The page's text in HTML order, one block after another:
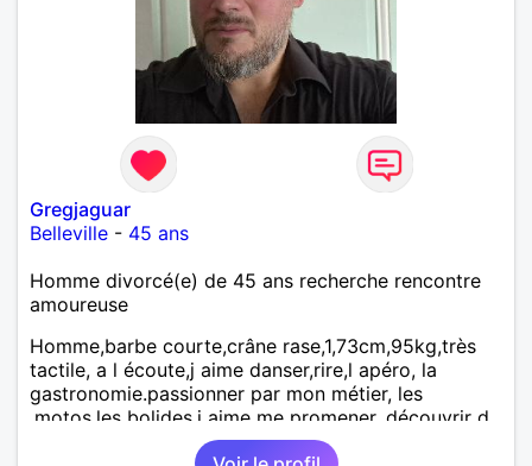
Gregjaguar
Belleville - 45 ans
Homme divorcé(e) de 45 ans recherche rencontre
amoureuse
Homme,barbe courte,crâne rase,1,73cm,95kg,très
tactile, a l écoute,j aime danser,rire,l apéro, la
gastronomie.passionner par mon métier, les
,motos,les bolides.j aime me promener, découvrir d